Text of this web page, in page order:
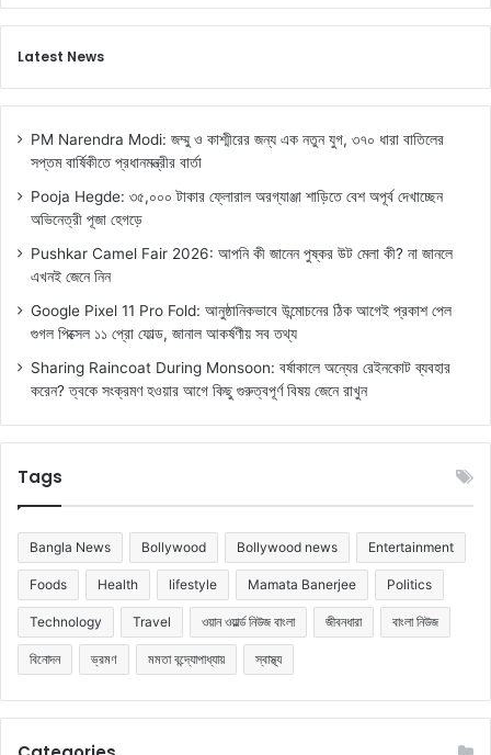
Latest News
PM Narendra Modi: জম্মু ও কাশ্মীরের জন্য এক নতুন যুগ, ৩৭০ ধারা বাতিলের
সপ্তম বার্ষিকীতে প্রধানমন্ত্রীর বার্তা
Pooja Hegde: ৩৫,০০০ টাকার ফ্লোরাল অরগ্যাঞ্জা শাড়িতে বেশ অপূর্ব দেখাচ্ছেন
অভিনেত্রী পূজা হেগড়ে
Pushkar Camel Fair 2026: আপনি কী জানেন পুষ্কর উট মেলা কী? না জানলে
এখনই জেনে নিন
Google Pixel 11 Pro Fold: আনুষ্ঠানিকভাবে উন্মোচনের ঠিক আগেই প্রকাশ পেল
গুগল পিক্সেল ১১ প্রো ফোল্ড, জানাল আকর্ষণীয় সব তথ্য
Sharing Raincoat During Monsoon: বর্ষাকালে অন্যের রেইনকোট ব্যবহার
করেন? ত্বকে সংক্রমণ হওয়ার আগে কিছু গুরুত্বপূর্ণ বিষয় জেনে রাখুন
Tags
Bangla News Bollywood Bollywood news Entertainment
Foods Health lifestyle Mamata Banerjee Politics
Technology Travel ওয়ান ওয়ার্ল্ড নিউজ বাংলা জীবনধারা বাংলা নিউজ
বিনোদন ভ্রমণ মমতা বন্দ্যোপাধ্যায় স্বাস্থ্য